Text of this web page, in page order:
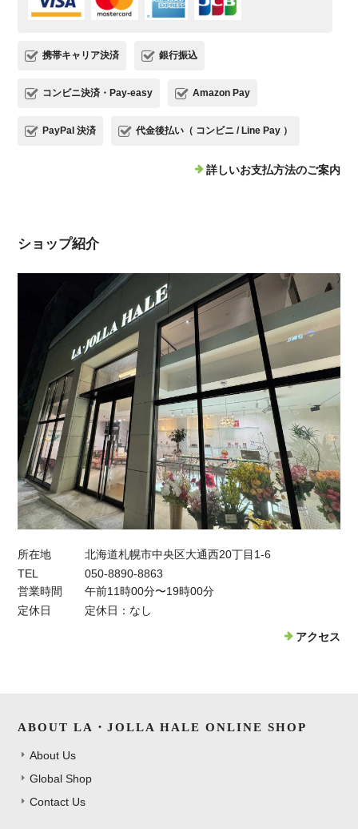
携帯キャリア決済 銀行振込
コンビニ決済・Pay-easy Amazon Pay
PayPal 決済 代金後払い（ コンビニ / Line Pay ）
詳しいお支払方法のご案内
ショップ紹介
所在地
北海道札幌市中央区大通西20丁目1-6
TEL
050-8890-8863
営業時間
午前11時00分〜19時00分
定休日
定休日：なし
アクセス
ABOUT LA・JOLLA HALE ONLINE SHOP
About Us
Global Shop
Contact Us